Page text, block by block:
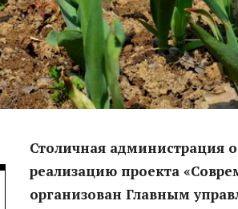
Столичная администрация
реализацию проекта
организован Главным